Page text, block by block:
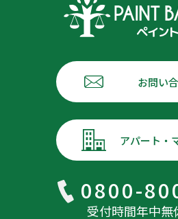
0800-
受付時間年中無
お問い
アパート・